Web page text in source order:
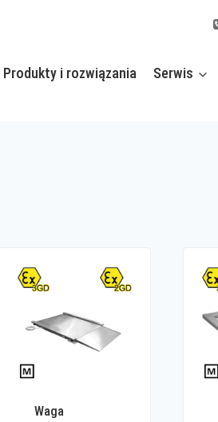
Produkty i rozwiązania Serwis
Waga